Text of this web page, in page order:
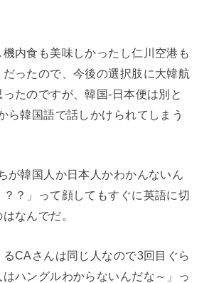
内食も美味しかったし仁川空港も
ったので、今後の選択肢に大韓航
たのですが、韓国-日本便は別と
ら韓国語で話しかけられてしまう
が韓国人か日本人かわかんないん
？」って顔してもすぐに英語に切
なんでだ。
CAさんは同じ人なので3回目ぐら
ハングルわからないんだな～」っ